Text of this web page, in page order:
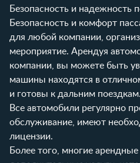
Безопасность и надежность
Безопасность и комфорт
для любой компании,
мероприятие. Арендуя
компании, вы можете быть
машины находятся в
и готовы к дальним поездкам.
Все автомобили регулярно
обслуживание, имеют
лицензии.
Более того, многие